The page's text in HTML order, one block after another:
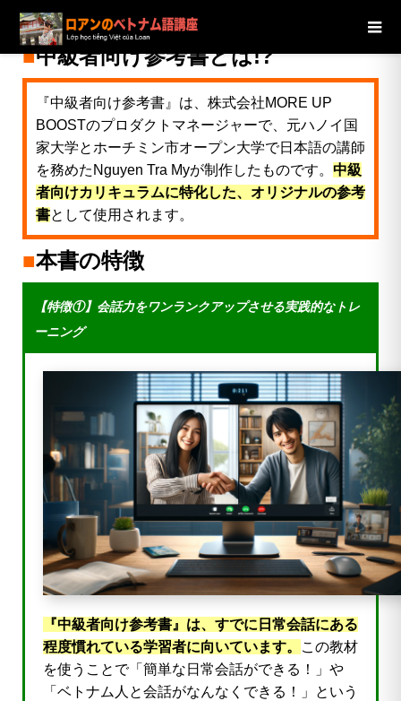
ブログ
■中級者向け参考書とは!?
『中級者向け参考書』は、株式会社MORE UP
BOOSTのプロダクトマネージャーで、元ハノイ国
家大学とホーチミン市オープン大学で日本語の講師
を務めたNguyen Tra Myが制作したものです。 中級
者向けカリキュラムに特化した、オリジナルの参考
書として使用されます。
■本書の特徴
【特徴①】会話力をワンランクアップさせる実践的なトレ
ーニング
『中級者向け参考書』は、すでに日常会話にある
程度慣れている学習者に向いています。
この教材
を使うことで「簡単な日常会話ができる！」や
「ベトナム人と会話がなんなくできる！」という